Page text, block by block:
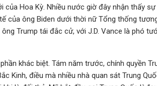
Hoa Kỳ. Nhiều nước giờ đây nhận thấy sự
của ông Biden dưới thời nữ Tổng thống
Trump tái đắc cử, với J.D. Vance là phó
khác biệt. Tám năm trước, chính quyền
Kinh, điều mà nhiều nhà quan sát Trung